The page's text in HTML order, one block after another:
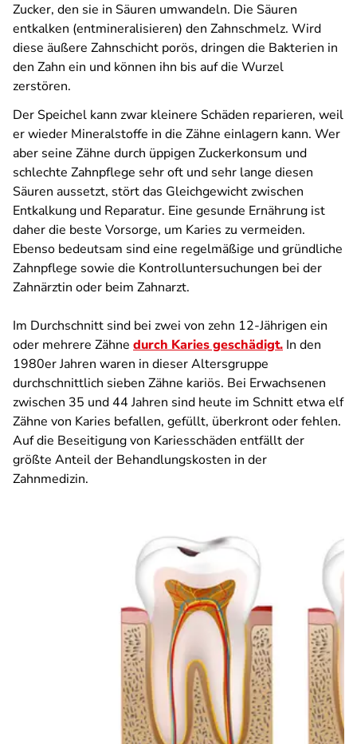
Zucker, den sie in Säuren umwandeln. Die Säuren
entkalken (entmineralisieren) den Zahnschmelz. Wird
diese äußere Zahnschicht porös, dringen die Bakterien in
den Zahn ein und können ihn bis auf die Wurzel
zerstören.
Der Speichel kann zwar kleinere Schäden reparieren, weil
er wieder Mineralstoffe in die Zähne einlagern kann. Wer
aber seine Zähne durch üppigen Zuckerkonsum und
schlechte Zahnpflege sehr oft und sehr lange diesen
Säuren aussetzt, stört das Gleichgewicht zwischen
Entkalkung und Reparatur. Eine gesunde Ernährung ist
daher die beste Vorsorge, um Karies zu vermeiden.
Ebenso bedeutsam sind eine regelmäßige und gründliche
Zahnpflege sowie die Kontrolluntersuchungen bei der
Zahnärztin oder beim Zahnarzt.
Im Durchschnitt sind bei zwei von zehn 12-Jährigen ein
oder mehrere Zähne durch Karies geschädigt. In den
1980er Jahren waren in dieser Altersgruppe
durchschnittlich sieben Zähne kariös. Bei Erwachsenen
zwischen 35 und 44 Jahren sind heute im Schnitt etwa elf
Zähne von Karies befallen, gefüllt, überkront oder fehlen.
Auf die Beseitigung von Kariesschäden entfällt der
größte Anteil der Behandlungskosten in der
Zahnmedizin.